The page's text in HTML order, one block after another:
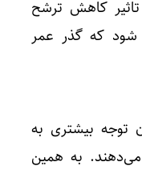
کاهش ترشح
شود که گذر عمر
توجه بیشتری به
به همین